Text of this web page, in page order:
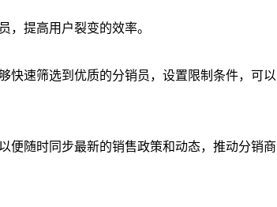
，提高用户裂变的效率。
快速筛选到优质的分销员，设置限制条件，可以
便随时同步最新的销售政策和动态，推动分销商